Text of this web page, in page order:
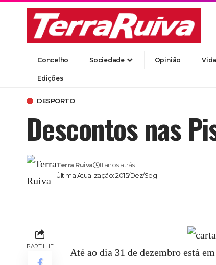
Concelho Sociedade Opinião Vida
Edições
DESPORTO
Descontos nas
Última Atualização: 2015/Dez/Seg
Terra Ruiva 11 anos atrás
PARTILHE
Até ao dia 31 de dezembro está